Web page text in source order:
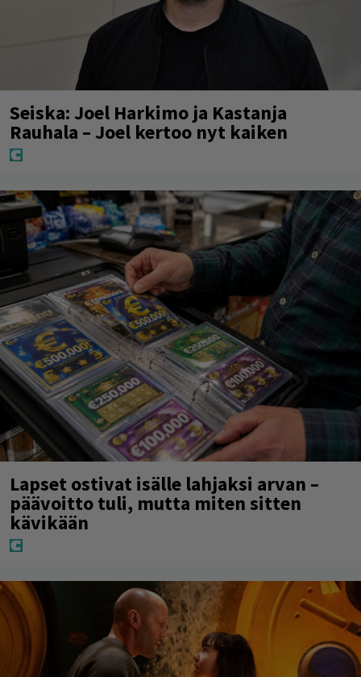
Seiska: Joel Harkimo ja Kastanja
Rauhala – Joel kertoo nyt kaiken
Lapset ostivat isälle lahjaksi arvan –
päävoitto tuli, mutta miten sitten
kävikään